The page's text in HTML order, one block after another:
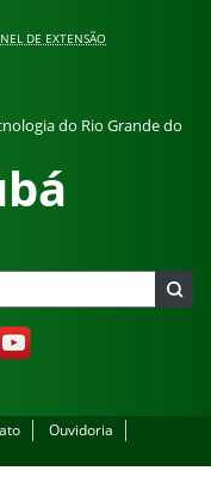
DE EXTENSÃO
do Rio Grande do
Ouvidoria